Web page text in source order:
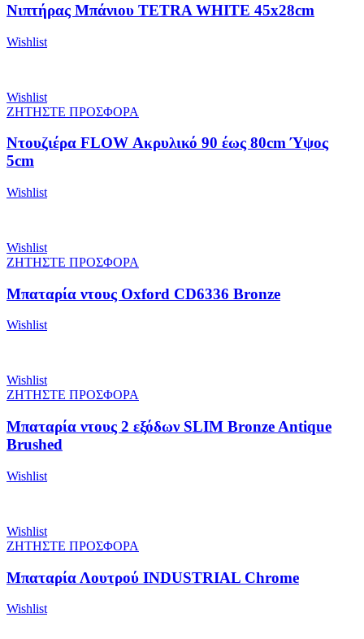
Νιπτήρας Μπάνιου TETRA WHITE 45x28cm
Wishlist
Wishlist
ΖΗΤΗΣΤΕ ΠΡΟΣΦΟΡΑ
Ντουζιέρα FLOW Ακρυλικό 90 έως 80cm Ύψος
5cm
Wishlist
Wishlist
ΖΗΤΗΣΤΕ ΠΡΟΣΦΟΡΑ
Μπαταρία ντους Oxford CD6336 Bronze
Wishlist
Wishlist
ΖΗΤΗΣΤΕ ΠΡΟΣΦΟΡΑ
Μπαταρία ντους 2 εξόδων SLIM Bronze Antique
Brushed
Wishlist
Wishlist
ΖΗΤΗΣΤΕ ΠΡΟΣΦΟΡΑ
Μπαταρία Λουτρού INDUSTRIAL Chrome
Wishlist